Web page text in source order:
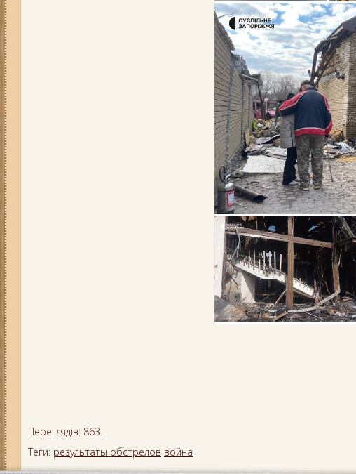
Переглядів: 863.
Теги: результаты обстрелов война